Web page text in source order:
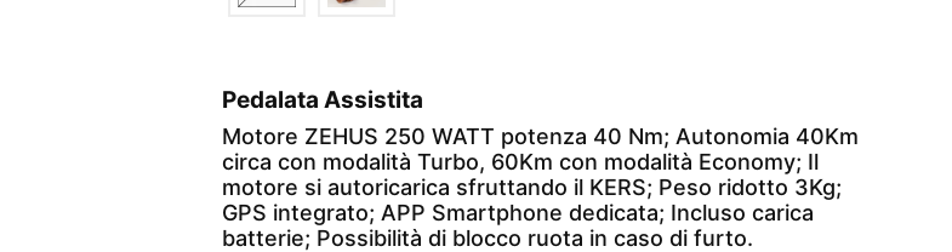
Pedalata Assistita
Motore ZEHUS 250 WATT potenza 40 Nm; Autonomia 40Km
circa con modalità Turbo, 60Km con modalità Economy; Il
motore si autoricarica sfruttando il KERS; Peso ridotto 3Kg;
GPS integrato; APP Smartphone dedicata; Incluso carica
batterie; Possibilità di blocco ruota in caso di furto.